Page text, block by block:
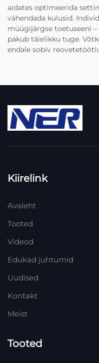
aidates optimeerida
vähendada kulusid.
müügijärgse toetuseeni
pakub täielikku tuge.
endale sobiv
Kiirelink
Avaleht
Tooted
Videod
Edukad juhtumid
Uudised
Kontakt
Meist
Tooted